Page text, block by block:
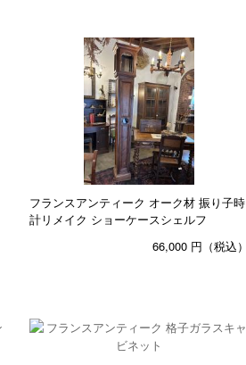
フランスアンティーク オーク材 振り子時
計リメイク ショーケースシェルフ
66,000 円（税込）